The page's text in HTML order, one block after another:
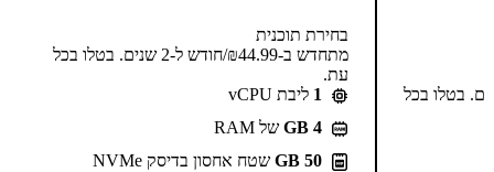
בחירת תוכנית
מתחדש ב-⁦44.99⁩₪/חודש ל-2 שנים. בטלו בכל
עת.
1 ליבת vCPU
GB 4 של RAM
50 GB
שטח אחסון בדיסק NVMe
⁦55.99⁩₪/חודש ל-2 שנים. בטלו בכל